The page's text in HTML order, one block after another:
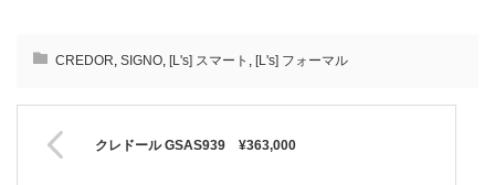
CREDOR, SIGNO, [L's] スマート , [L's] フォーマル
クレドール GSAS939 ¥363,000